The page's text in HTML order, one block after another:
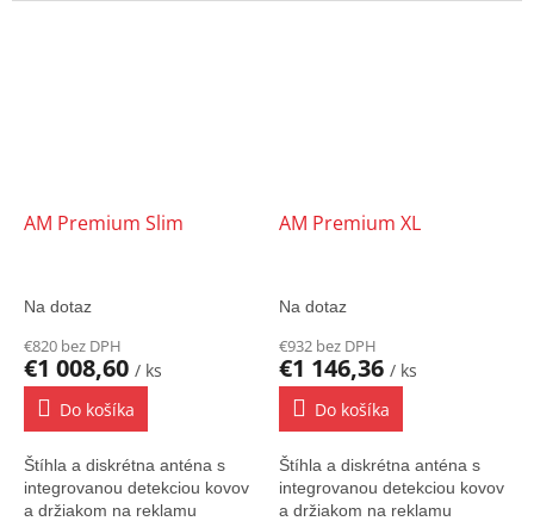
AM Premium Slim
Na dotaz
€820 bez DPH
€1 008,60 / ks
Do košíka
Štíhla a diskrétna anténa s
integrovanou detekciou kovov
a držiakom na reklamu
AM Premium XL
Na dotaz
€932 bez DPH
€1 146,36 / ks
Do košíka
Štíhla a diskrétna anténa s
integrovanou detekciou kovov
a držiakom na reklamu